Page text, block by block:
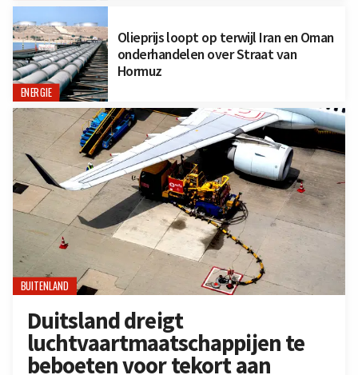
ENERGIE
Olieprijs loopt op terwijl Iran en Oman
onderhandelen over Straat van
Hormuz
BUITENLAND
Duitsland dreigt
luchtvaartmaatschappijen te
beboeten voor tekort aan